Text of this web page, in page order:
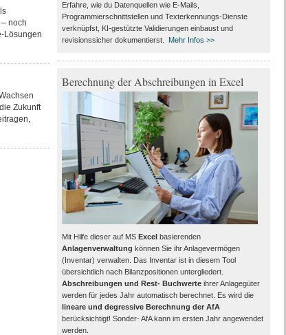
noch
Lösungen
Zukunft
Erfahre, wie du Datenquellen wie E-Mails,
Programmierschnittstellen und Texterkennungs-Dienste
verknüpfst, KI-gestützte Validierungen einbaust und
revisionssicher dokumentierst.
Mehr Infos >>
Berechnung der Abschreibungen in Excel
Mit Hilfe dieser auf MS Excelbasierenden
Anlagenverwaltung können Sie ihr Anlagevermögen
(Inventar) verwalten. Das Inventar ist in diesem Tool
übersichtlich nach Bilanzpositionen untergliedert.
Abschreibungen und Rest- Buchwerteihrer Anlagegüter
werden für jedes Jahr automatisch berechnet. Es wird die
lineare und degressive Berechnung der AfA
berücksichtigt! Sonder- AfA kann im ersten Jahr angewendet
werden.